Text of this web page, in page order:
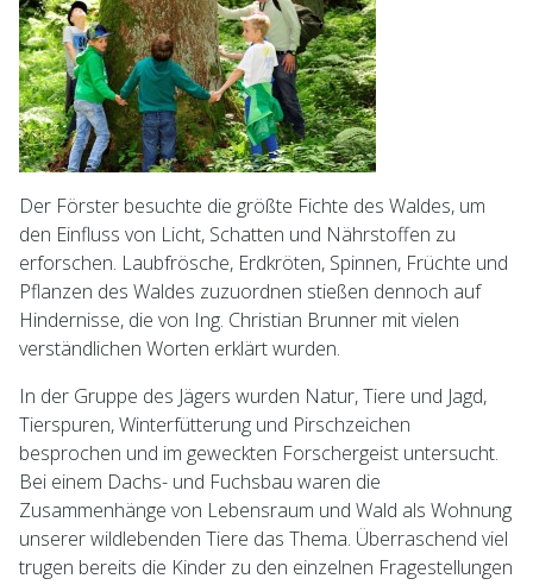
Der Förster besuchte die größte Fichte des Waldes, um
den Einfluss von Licht, Schatten und Nährstoffen zu
erforschen. Laubfrösche, Erdkröten, Spinnen, Früchte und
Pflanzen des Waldes zuzuordnen stießen dennoch auf
Hindernisse, die von Ing. Christian Brunner mit vielen
verständlichen Worten erklärt wurden.
In der Gruppe des Jägers wurden Natur, Tiere und Jagd,
Tierspuren, Winterfütterung und Pirschzeichen
besprochen und im geweckten Forschergeist untersucht.
Bei einem Dachs- und Fuchsbau waren die
Zusammenhänge von Lebensraum und Wald als Wohnung
unserer wildlebenden Tiere das Thema. Überraschend viel
trugen bereits die Kinder zu den einzelnen Fragestellungen